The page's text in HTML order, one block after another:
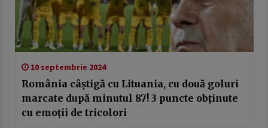
10 septembrie 2024
România câștigă cu Lituania, cu două goluri
marcate după minutul 87! 3 puncte obținute
cu emoții de tricolori